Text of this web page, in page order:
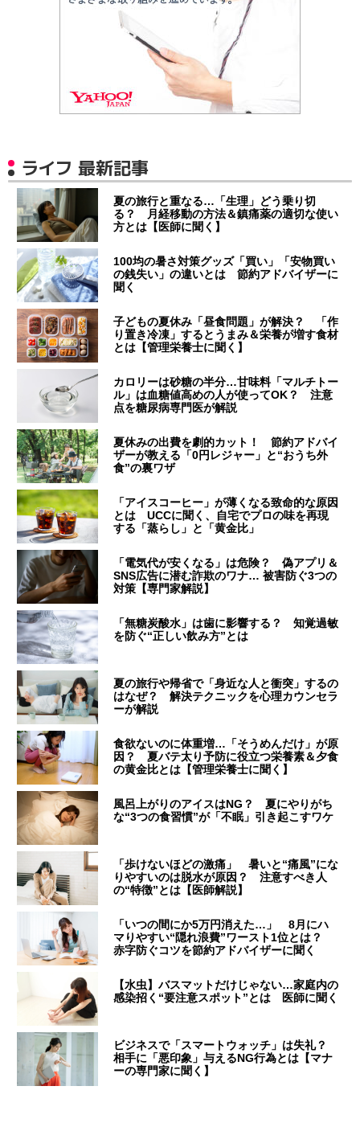
ライフ 最新記事
夏の旅行と重なる…「生理」どう乗り切
る？ 月経移動の方法＆鎮痛薬の適切な使い
方とは【医師に聞く】
100均の暑さ対策グッズ「買い」「安物買い
の銭失い」の違いとは 節約アドバイザーに
聞く
子どもの夏休み「昼食問題」が解決？ 「作
り置き冷凍」するとうまみ＆栄養が増す食材
とは【管理栄養士に聞く】
カロリーは砂糖の半分…甘味料「マルチトー
ル」は血糖値高めの人が使ってOK？ 注意
点を糖尿病専門医が解説
夏休みの出費を劇的カット！ 節約アドバイ
ザーが教える「0円レジャー」と“おうち外
食”の裏ワザ
「アイスコーヒー」が薄くなる致命的な原因
とは UCCに聞く、自宅でプロの味を再現
する「蒸らし」と「黄金比」
「電気代が安くなる」は危険？ 偽アプリ＆
SNS広告に潜む詐欺のワナ… 被害防ぐ3つの
対策【専門家解説】
「無糖炭酸水」は歯に影響する？ 知覚過敏
を防ぐ“正しい飲み方”とは
夏の旅行や帰省で「身近な人と衝突」するの
はなぜ？ 解決テクニックを心理カウンセラ
ーが解説
食欲ないのに体重増…「そうめんだけ」が原
因？ 夏バテ太り予防に役立つ栄養素＆夕食
の黄金比とは【管理栄養士に聞く】
風呂上がりのアイスはNG？ 夏にやりがち
な“3つの食習慣”が「不眠」引き起こすワケ
「歩けないほどの激痛」 暑いと“痛風”にな
りやすいのは脱水が原因？ 注意すべき人
の“特徴”とは【医師解説】
「いつの間にか5万円消えた…」 8月にハ
マりやすい“隠れ浪費”ワースト1位とは？
赤字防ぐコツを節約アドバイザーに聞く
【水虫】バスマットだけじゃない…家庭内の
感染招く“要注意スポット”とは 医師に聞く
ビジネスで「スマートウォッチ」は失礼？
相手に「悪印象」与えるNG行為とは【マナ
ーの専門家に聞く】